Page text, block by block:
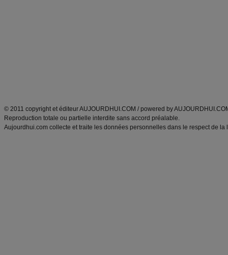
© 2011 copyright et éditeur AUJOURDHUI.COM / powered by
Reproduction totale ou partielle interdite sans accord préalable.
Aujourdhui.com collecte et traite les données personnelles dans le respect de